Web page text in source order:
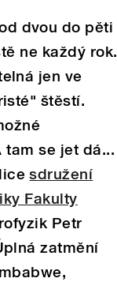
dvou do pěti
ne každý rok.
jen ve
štěstí.
tam se jet dá...
sdružení
Fakulty
Petr
zatmění